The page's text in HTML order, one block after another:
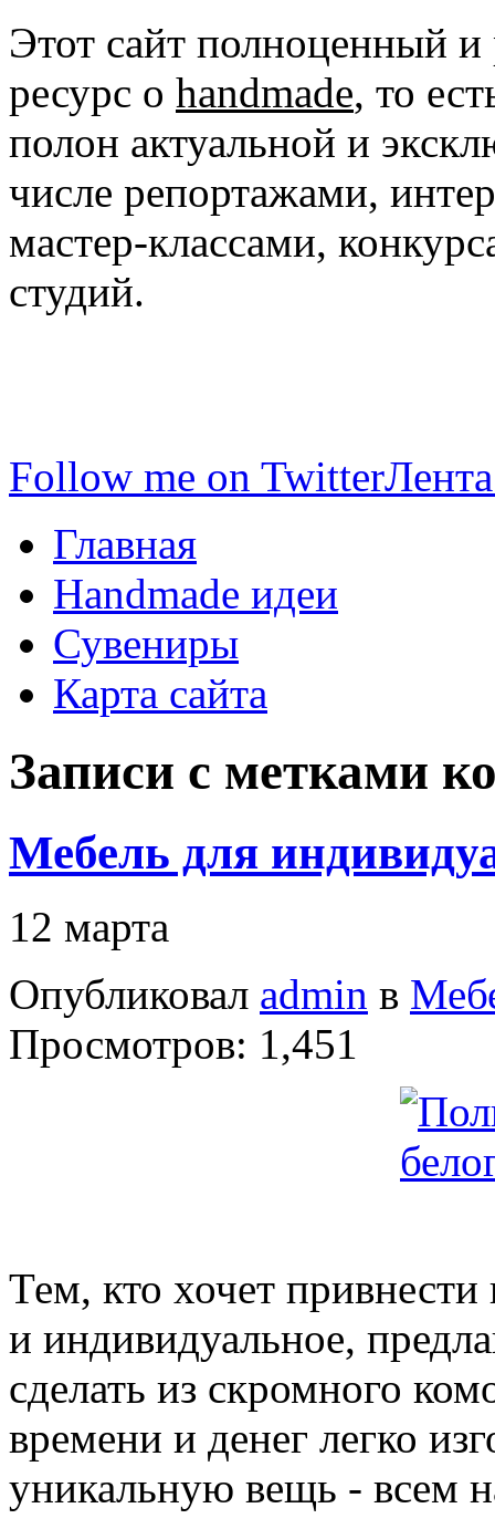
Этот сайт полноценный
ресурс о handmade, то
полон актуальной и
числе репортажами,
мастер-классами,
студий.
Follow me on Twitter
Главная
Handmade идеи
Сувениры
Карта сайта
Записи с метками
Мебель для
12 марта
Опубликовал admin в
Просмотров: 1,451
Тем, кто хочет
и индивидуальное,
сделать из скромного
времени и денег легко
уникальную вещь - всем